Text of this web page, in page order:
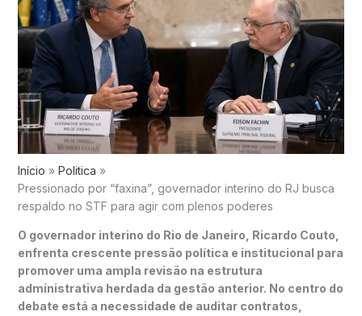
Início
Politica
Pressionado por “faxina”, governador interino do RJ busca
respaldo no STF para agir com plenos poderes
O governador interino do Rio de Janeiro, Ricardo Couto,
enfrenta crescente pressão política e institucional para
promover uma ampla revisão na estrutura
administrativa herdada da gestão anterior. No centro do
debate está a necessidade de auditar contratos,